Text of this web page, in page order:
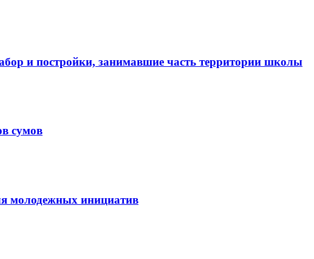
и постройки, занимавшие часть территории школы
сумов
молодежных инициатив